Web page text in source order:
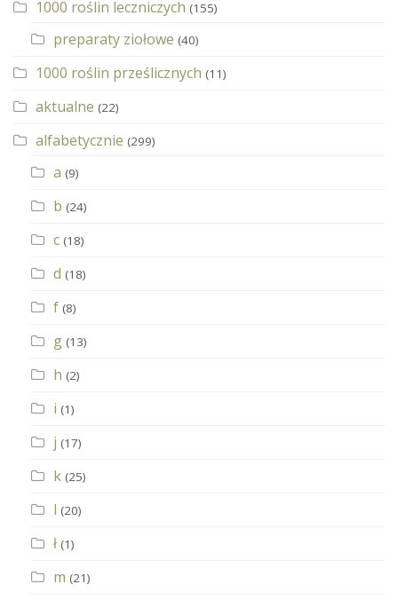
1000 roślin leczniczych (155)
preparaty ziołowe (40)
1000 roślin prześlicznych (11)
aktualne (22)
alfabetycznie (299)
a (9)
b (24)
c (18)
d (18)
f (8)
g (13)
h (2)
i (1)
j (17)
k (25)
l (20)
ł (1)
m (21)